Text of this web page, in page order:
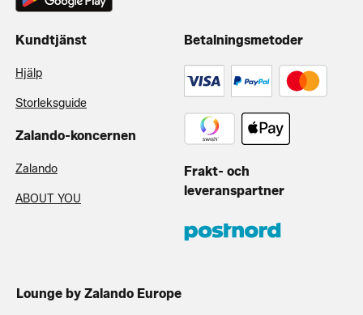
Kundtjänst
Hjälp
Storleksguide
Zalando-koncernen
Zalando
ABOUT YOU
Betalningsmetoder
Frakt- och
leveranspartner
Lounge by Zalando Europe